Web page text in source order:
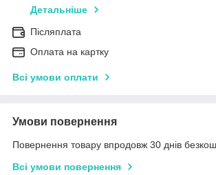
Детальніше
Післяплата
Оплата на картку
Всі умови оплати
Умови повернення
Повернення товару впродовж 30 днів
Всі умови повернення